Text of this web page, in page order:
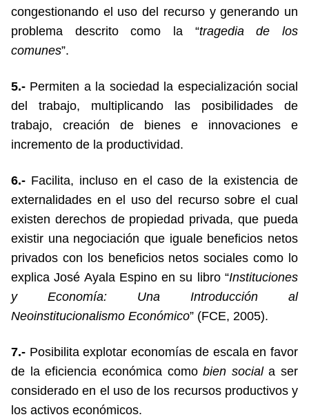
congestionando el uso del recurso y generando un
problema descrito como la “tragedia de los
comunes”.
5.- Permiten a la sociedad la especialización social
del trabajo, multiplicando las posibilidades de
trabajo, creación de bienes e innovaciones e
incremento de la productividad.
6.- Facilita, incluso en el caso de la existencia de
externalidades en el uso del recurso sobre el cual
existen derechos de propiedad privada, que pueda
existir una negociación que iguale beneficios netos
privados con los beneficios netos sociales como lo
explica José Ayala Espino en su libro “Instituciones
y Economía: Una Introducción al
Neoinstitucionalismo Económico” (FCE, 2005).
7.- Posibilita explotar economías de escala en favor
de la eficiencia económica comobien sociala ser
considerado en el uso de los recursos productivos y
los activos económicos.